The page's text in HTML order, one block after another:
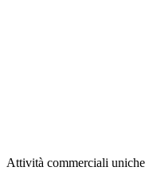
Attività commerciali uniche